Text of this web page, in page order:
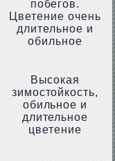
побегов.
Цветение очень
длительное и
обильное
Высокая
зимостойкость,
обильное и
длительное
цветение